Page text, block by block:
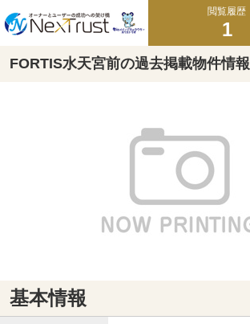
閲覧履歴
1
FORTIS水天宮前の過去掲載物件情報
基本情報